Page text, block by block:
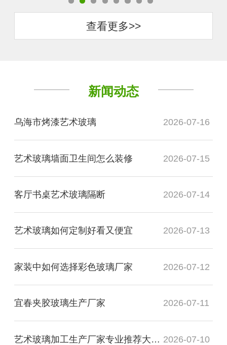
查看更多>>
新闻动态
乌海市烤漆艺术玻璃 2026-07-16
艺术玻璃墙面卫生间怎么装修 2026-07-15
客厅书桌艺术玻璃隔断 2026-07-14
艺术玻璃如何定制好看又便宜 2026-07-13
家装中如何选择彩色玻璃厂家 2026-07-12
宜春夹胶玻璃生产厂家 2026-07-11
艺术玻璃加工生产厂家专业推荐大专毕业 2026-07-10